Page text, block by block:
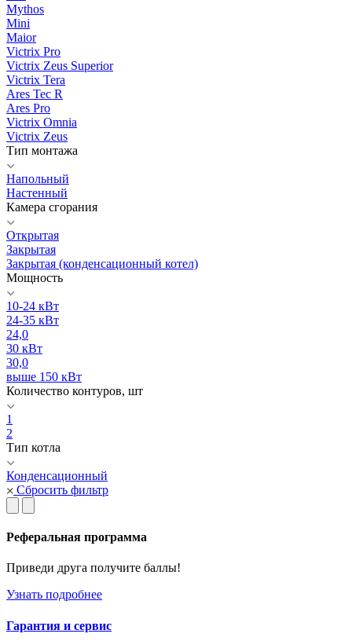
Mythos
Mini
Maior
Victrix Pro
Victrix Zeus Superior
Victrix Tera
Ares Tec R
Ares Pro
Victrix Omnia
Victrix Zeus
Тип монтажа
Напольный
Настенный
Камера сгорания
Открытая
Закрытая
Закрытая (конденсационный котел)
Мощность
10-24 кВт
24-35 кВт
24,0
30 кВт
30,0
выше 150 кВт
Количество контуров, шт
1
2
Тип котла
Конденсационный
Сбросить фильтр
Реферальная программа
Приведи друга получите баллы!
Узнать подробнее
Гарантия и сервис